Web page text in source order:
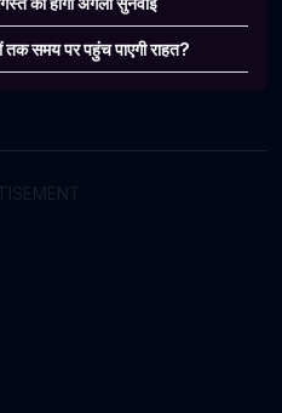
तक समय पर पहुंच पाएगी राहत?